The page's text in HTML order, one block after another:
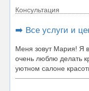
Консультация
➡️ Все услуги и
Меня зовут Мария! Я
очень люблю делать
уютном салоне